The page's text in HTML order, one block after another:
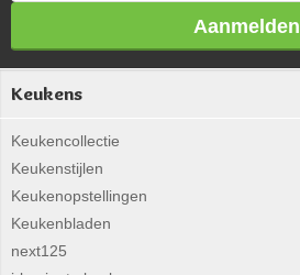
Aanmelden
Keukens
Keukencollectie
Keukenstijlen
Keukenopstellingen
Keukenbladen
next125